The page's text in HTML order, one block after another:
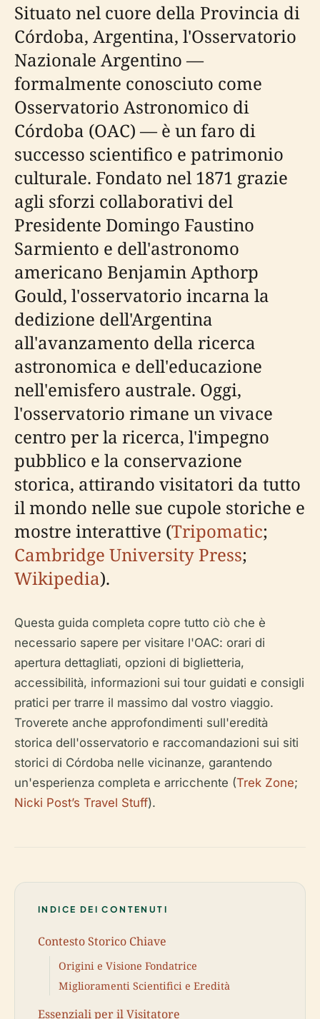
Situato nel cuore della Provincia di
Córdoba, Argentina, l'Osservatorio
Nazionale Argentino —
formalmente conosciuto come
Osservatorio Astronomico di
Córdoba (OAC) — è un faro di
successo scientifico e patrimonio
culturale. Fondato nel 1871 grazie
agli sforzi collaborativi del
Presidente Domingo Faustino
Sarmiento e dell'astronomo
americano Benjamin Apthorp
Gould, l'osservatorio incarna la
dedizione dell'Argentina
all'avanzamento della ricerca
astronomica e dell'educazione
nell'emisfero australe. Oggi,
l'osservatorio rimane un vivace
centro per la ricerca, l'impegno
pubblico e la conservazione
storica, attirando visitatori da tutto
il mondo nelle sue cupole storiche e
mostre interattive (Tripomatic;
Cambridge University Press;
Wikipedia).
Questa guida completa copre tutto ciò che è
necessario sapere per visitare l'OAC: orari di
apertura dettagliati, opzioni di biglietteria,
accessibilità, informazioni sui tour guidati e consigli
pratici per trarre il massimo dal vostro viaggio.
Troverete anche approfondimenti sull'eredità
storica dell'osservatorio e raccomandazioni sui siti
storici di Córdoba nelle vicinanze, garantendo
un'esperienza completa e arricchente (Trek Zone;
Nicki Post’s Travel Stuff).
INDICE DEI CONTENUTI
Contesto Storico Chiave
Origini e Visione Fondatrice
Miglioramenti Scientifici e Eredità
Essenziali per il Visitatore